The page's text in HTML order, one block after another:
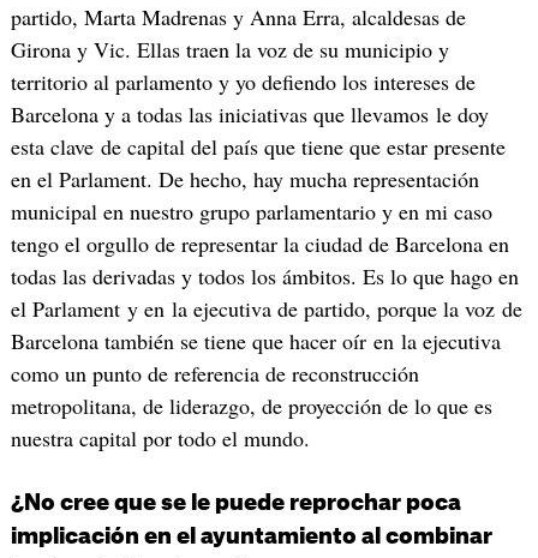
partido, Marta Madrenas y Anna Erra, alcaldesas de
Girona y Vic. Ellas traen la voz de su municipio y
territorio al parlamento y yo defiendo los intereses de
Barcelona y a todas las iniciativas que llevamos le doy
esta clave de capital del país que tiene que estar presente
en el Parlament. De hecho, hay mucha representación
municipal en nuestro grupo parlamentario y en mi caso
tengo el orgullo de representar la ciudad de Barcelona en
todas las derivadas y todos los ámbitos. Es lo que hago en
el Parlament y en la ejecutiva de partido, porque la voz de
Barcelona también se tiene que hacer oír en la ejecutiva
como un punto de referencia de reconstrucción
metropolitana, de liderazgo, de proyección de lo que es
nuestra capital por todo el mundo.
¿No cree que se le puede reprochar poca
implicación en el ayuntamiento al combinar